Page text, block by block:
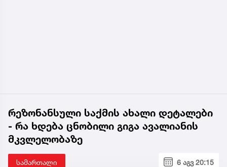
რეზონანსული საქმის ახალი დეტალები
- რა ხდება ცნობილი გიგა ავალიანის
მკვლელობაზე
სამართალი 6 აგვ 20:15